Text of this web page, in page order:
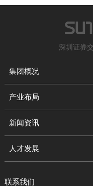
深圳证券
集团概况
产业布局
新闻资讯
人才发展
联系我们